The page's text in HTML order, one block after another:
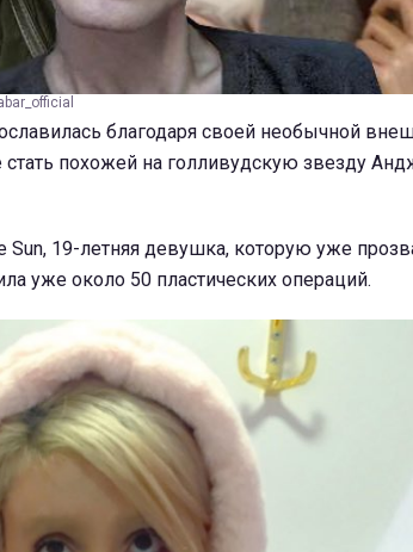
благодаря своей необычной
похожей на голливудскую звезду
Sun, 19-летняя девушка, которую уже
уже около 50 пластических операций.